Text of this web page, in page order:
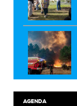
AGENDA